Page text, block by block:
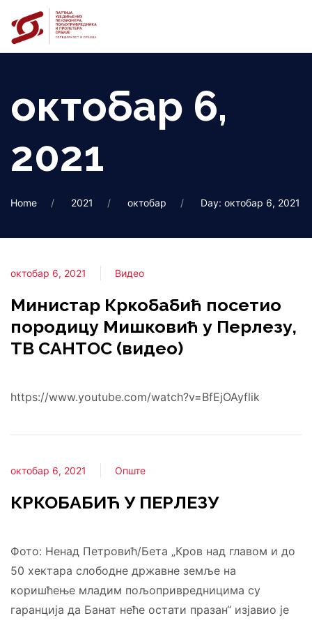
октобар 6,
2021
Home 2021 октобар Day: октобар 6, 2021
октобар 6, 2021 Видео
Министар Кркобабић посетио
породицу Мишковић у Перлезу,
ТВ САНТОС (видео)
https://www.youtube.com/watch?v=BfEjOAyflik
октобар 6, 2021 Опште
КРКОБАБИЋ У ПЕРЛЕЗУ
Фото: Ненад Петровић/Бета „Кров над главом и до
50 хектара слободне државне земље на
коришћење младим пољопривредницима су
гаранција да Банат неће остати празан“ изјавио је